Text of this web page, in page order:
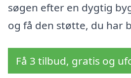
søgen efter en dygtig
og få den støtte, du har
Få 3 tilbud, gratis og